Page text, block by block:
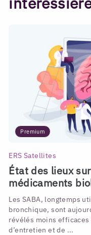
Premium
ERS Satellites
État des lieux
médicaments
Les SABA, longtemps
bronchique, sont
révélés moins
d’entretien et de ...